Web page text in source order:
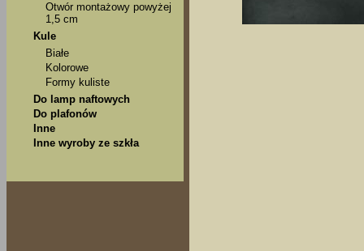
Otwór montażowy powyżej
1,5 cm
Kule
Białe
Kolorowe
Formy kuliste
Do lamp naftowych
Do plafonów
Inne
Inne wyroby ze szkła